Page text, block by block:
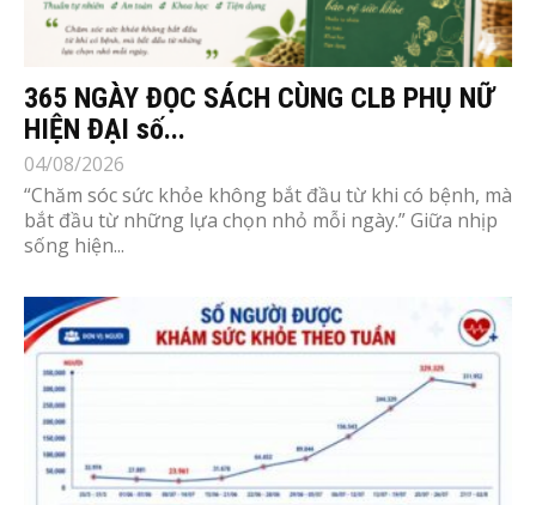
365 NGÀY ĐỌC SÁCH CÙNG CLB PHỤ NỮ
HIỆN ĐẠI số...
04/08/2026
“Chăm sóc sức khỏe không bắt đầu từ khi có bệnh, mà
bắt đầu từ những lựa chọn nhỏ mỗi ngày.” Giữa nhịp
sống hiện...